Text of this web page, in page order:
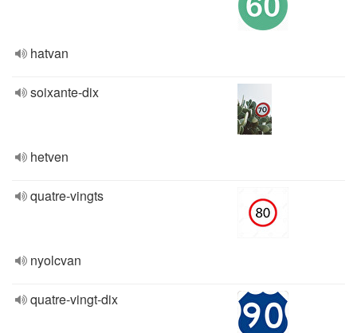
hatvan
soixante-dix
hetven
quatre-vingts
nyolcvan
quatre-vingt-dix